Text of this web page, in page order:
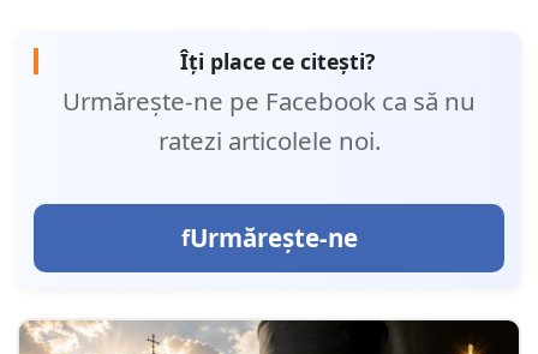
Îți place ce citești?
Urmărește-ne pe Facebook ca să nu
ratezi articolele noi.
Urmărește-ne